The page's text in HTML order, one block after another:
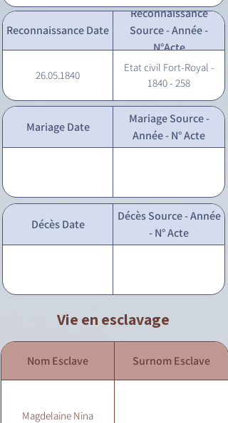
Reconnaissance Date
Reconnaissance
Source - Année -
N°Acte
26.05.1840
Etat civil Fort-Royal -
1840 - 258
Mariage Date
Mariage Source -
Année - N° Acte
Décès Date
Décès Source - Année
- N° Acte
Vie en esclavage
Nom Esclave Surnom Esclave
Magdelaine Nina